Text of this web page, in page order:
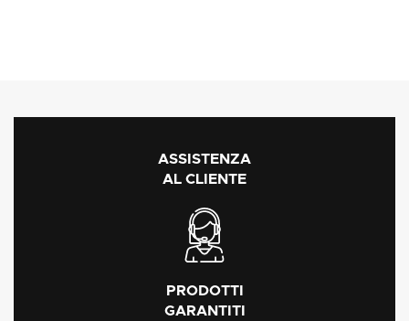
ASSISTENZA
AL CLIENTE
PRODOTTI
GARANTITI